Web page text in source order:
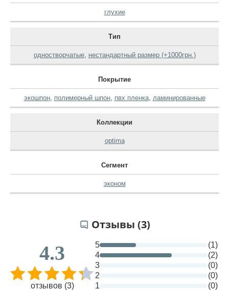
глухие
Тип
одностворчатые, нестандартный размер (+1000грн.)
Покрытие
экошпон, полимерный шпон, пвх пленка, ламинированные
Коллекции
optima
Сегмент
эконом
Отзывы (3)
4.3
отзывов (3)
5
(1)
4
(2)
3
(0)
2
(0)
1
(0)